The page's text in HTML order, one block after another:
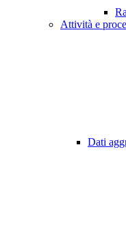
Attività e
Dati